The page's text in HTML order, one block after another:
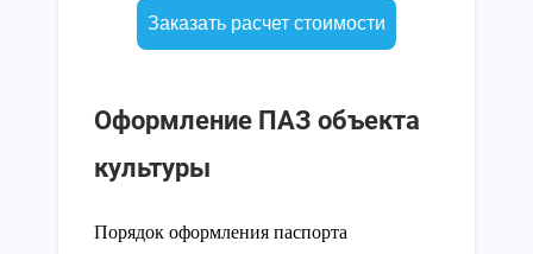
Заказать расчет стоимости
Оформление ПАЗ объекта
культуры
Порядок оформления паспорта